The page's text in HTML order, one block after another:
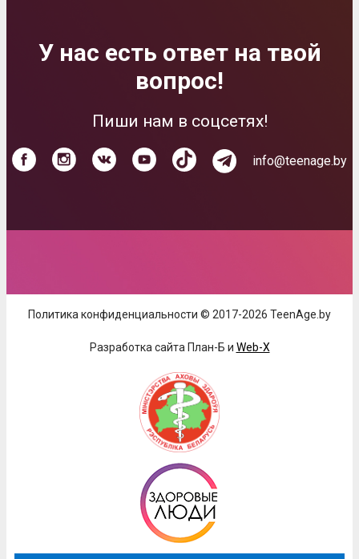
У нас есть ответ на твой
вопрос!
Пиши нам в соцсетях!
info@teenage.by
Политика конфиденциальности © 2017-2026 TeenAge.by
Разработка сайта План-Б и Web-X